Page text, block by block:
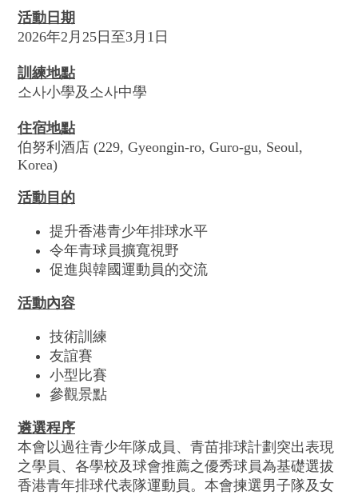
活動日期
2026年2月25日至3月1日
訓練地點
소사小學及소사中學
住宿地點
伯努利酒店 (229, Gyeongin-ro, Guro-gu, Seoul,
Korea)
活動目的
提升香港青少年排球水平
令年青球員擴寬視野
促進與韓國運動員的交流
活動內容
技術訓練
友誼賽
小型比賽
參觀景點
遴選程序
本會以過往青少年隊成員、青苗排球計劃突出表現
之學員、各學校及球會推薦之優秀球員為基礎選拔
香港青年排球代表隊運動員。本會揀選男子隊及女